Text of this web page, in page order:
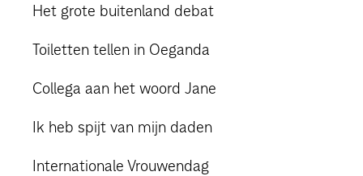
Het grote buitenland debat
Toiletten tellen in Oeganda
Collega aan het woord Jane
Ik heb spijt van mijn daden
Internationale Vrouwendag